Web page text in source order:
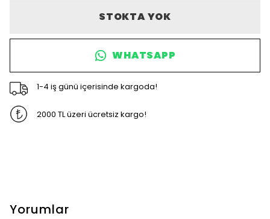
STOKTA YOK
WHATSAPP
1-4 iş günü içerisinde kargoda!
2000 TL üzeri ücretsiz kargo!
Yorumlar